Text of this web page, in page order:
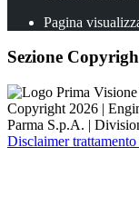
Pagina
Sezione
Copyright 2026 |
Parma S.p.A. |
Disclaimer